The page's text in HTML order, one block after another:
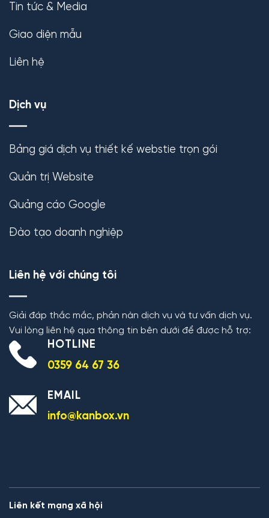
Tin tức & Media
Giao diện mẫu
Liên hệ
Dịch vụ
Bảng giá dịch vụ thiết kế webstie trọn gói
Quản trị Website
Quảng cáo Google
Đào tạo doanh nghiệp
Liên hệ với chúng tôi
Giải đáp thắc mắc, phản nàn dịch vụ và tư vấn dịch vụ.
Vui lòng liên hệ qua thông tin bên dưới để được hỗ trợ:
HOTLINE
0359 64 67 36
EMAIL
info@kanbox.vn
Liên kết mạng xã hội